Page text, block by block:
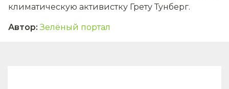
климатическую активистку Грету Тунберг.
Автор: Зелёный портал